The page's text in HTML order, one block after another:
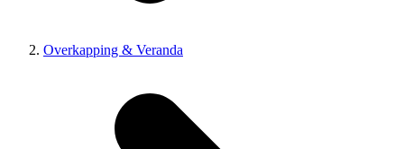
Overkapping & Veranda